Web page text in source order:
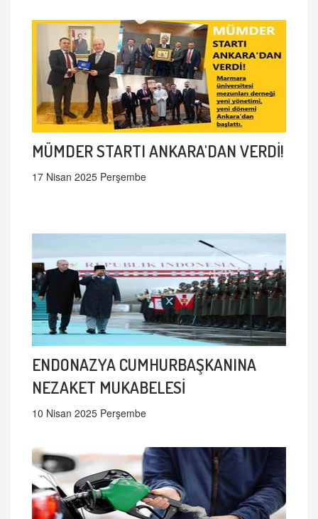
MÜMDER STARTI ANKARA'DAN VERDİ!
17 Nisan 2025 Perşembe
ENDONAZYA CUMHURBAŞKANINA
NEZAKET MUKABELESİ
10 Nisan 2025 Perşembe